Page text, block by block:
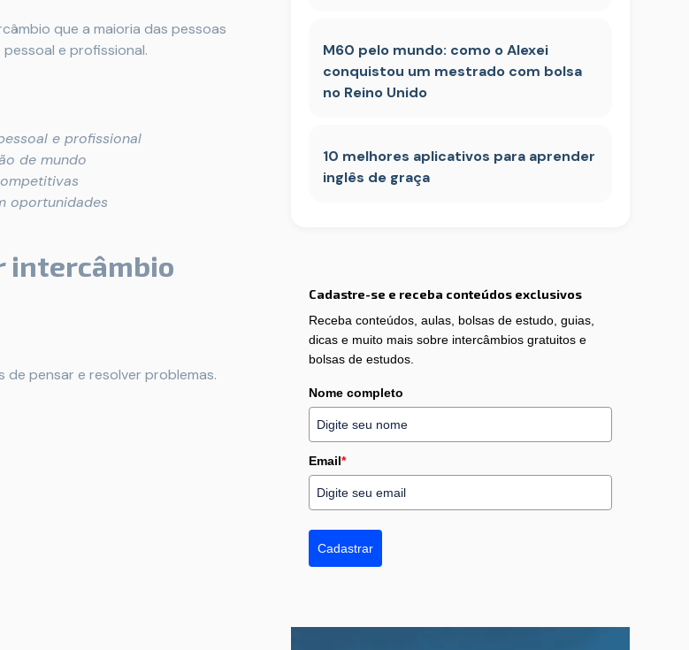
que a maioria das pessoas
e profissional.
e profissional
de mundo
oportunidades
intercâmbio
pensar e resolver problemas.
M60 pelo mundo: como o Alexei
conquistou um mestrado com bolsa
no Reino Unido
10 melhores aplicativos para aprender
inglês de graça
Cadastre-se e receba conteúdos exclusivos
Receba conteúdos, aulas, bolsas de estudo, guias,
dicas e muito mais sobre intercâmbios gratuitos e
bolsas de estudos.
Nome completo
Email*
Cadastrar